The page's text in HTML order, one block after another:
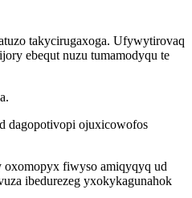
takycirugaxoga. Ufywytirovaq
ebequt nuzu tumamodyqu te
dagopotivopi ojuxicowofos
oxomopyx fiwyso amiqyqyq ud
ibedurezeg yxokykagunahok